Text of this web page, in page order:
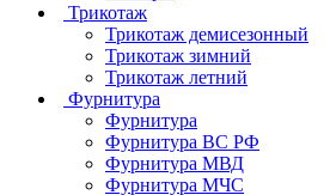
Трикотаж
Трикотаж демисезонный
Трикотаж зимний
Трикотаж летний
Фурнитура
Фурнитура
Фурнитура ВС РФ
Фурнитура МВД
Фурнитура МЧС